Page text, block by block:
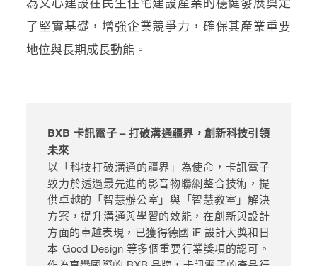
了堅實基礎，增強企業競爭力，確保其產業重要
地位與長期成長動能。
BXB 卡訊電子 – 打破溝通疆界，創新科技引領
未來
以「科技打破溝通的疆界」為使命，卡訊電子
致力於透過最先進的影音物聯網整合技術，提
供卓越的「智慧辦公室」與「智慧教室」解決
方案，提升溝通與學習的效能，在創新與設計
方面的卓越表現，已獲得德國 iF 設計大獎和日
本 Good Design 等多個重要行業獎項的認可。